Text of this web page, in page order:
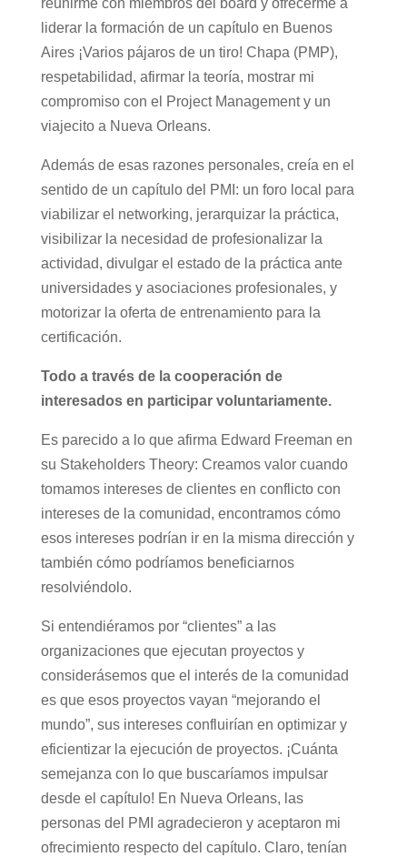
reunirme con miembros del board y ofrecerme a
liderar la formación de un capítulo en Buenos
Aires ¡Varios pájaros de un tiro! Chapa (PMP),
respetabilidad, afirmar la teoría, mostrar mi
compromiso con el Project Management y un
viajecito a Nueva Orleans.
Además de esas razones personales, creía en el
sentido de un capítulo del PMI: un foro local para
viabilizar el networking, jerarquizar la práctica,
visibilizar la necesidad de profesionalizar la
actividad, divulgar el estado de la práctica ante
universidades y asociaciones profesionales, y
motorizar la oferta de entrenamiento para la
certificación.
Todo a través de la cooperación de
interesados en participar voluntariamente.
Es parecido a lo que afirma Edward Freeman en
su Stakeholders Theory: Creamos valor cuando
tomamos intereses de clientes en conflicto con
intereses de la comunidad, encontramos cómo
esos intereses podrían ir en la misma dirección y
también cómo podríamos beneficiarnos
resolviéndolo.
Si entendiéramos por “clientes” a las
organizaciones que ejecutan proyectos y
considerásemos que el interés de la comunidad
es que esos proyectos vayan “mejorando el
mundo”, sus intereses confluirían en optimizar y
eficientizar la ejecución de proyectos. ¡Cuánta
semejanza con lo que buscaríamos impulsar
desde el capítulo! En Nueva Orleans, las
personas del PMI agradecieron y aceptaron mi
ofrecimiento respecto del capítulo. Claro, tenían